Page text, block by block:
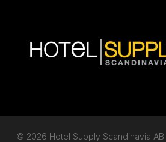
© 2026 Hotel Supply Scandinavia AB.